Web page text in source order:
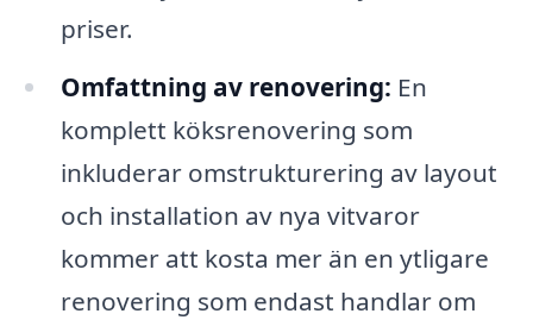
priser.
Omfattning av renovering: En
komplett köksrenovering som
inkluderar omstrukturering av layout
och installation av nya vitvaror
kommer att kosta mer än en ytligare
renovering som endast handlar om